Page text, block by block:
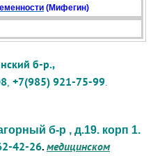
(Мифегин)
б-р.,
, +7(985) 921-75-99.
б-р , д.19. корп 1.
42-26.медицинском